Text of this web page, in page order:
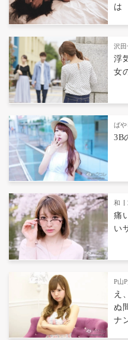
は
沢
浮
女
ば
3B
和
痛
い
P山
え
ぬ
ナ